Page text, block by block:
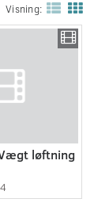
Visning:
løftning